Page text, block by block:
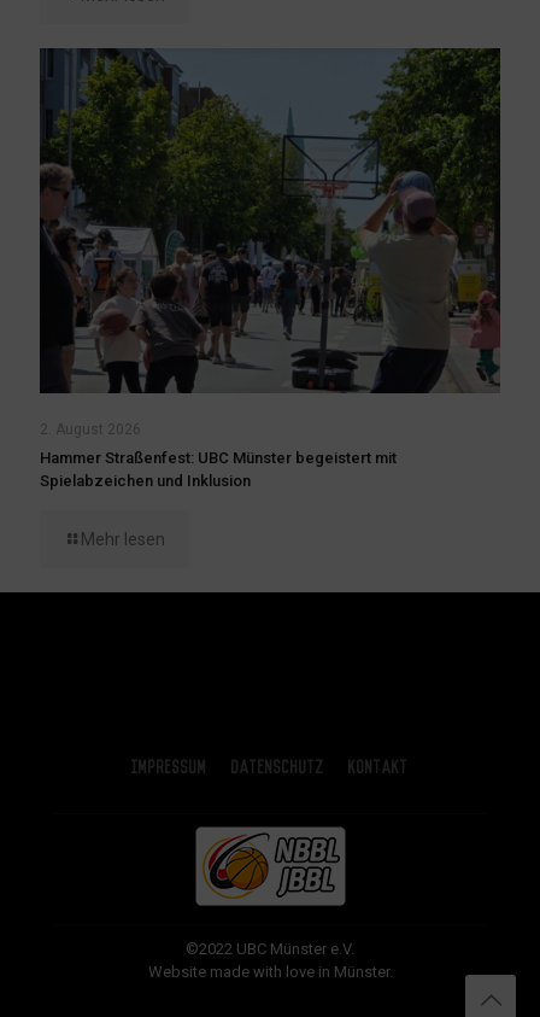
2. August 2026
Hammer Straßenfest: UBC Münster begeistert mit
Spielabzeichen und Inklusion
Mehr lesen
Impressum Datenschutz Kontakt
©2022 UBC Münster e.V.
Website made with love in Münster.